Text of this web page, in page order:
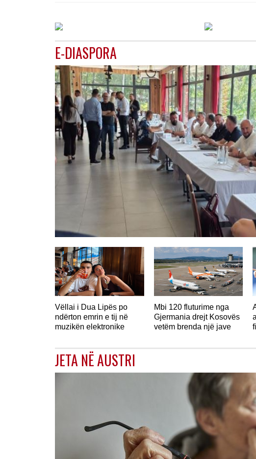
E-DIASPORA
Vëllai i Dua Lipës po
ndërton emrin e tij në
muzikën elektronike
Mbi 120 fluturime nga
Gjermania drejt Kosovës
vetëm brenda një jave
JETA NË AUSTRI